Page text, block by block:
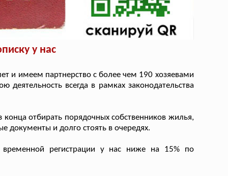
у нас
и имеем партнерство с более чем 190 хозяевами
деятельность всегда в рамках законодательства
отбирать порядочных собственников жилья,
документы и долго стоять в очередях.
регистрации у нас ниже на 15% по